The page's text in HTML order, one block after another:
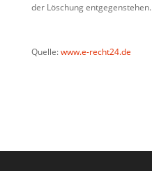
der Löschung entgegenstehen.
Quelle:www.e-recht24.de